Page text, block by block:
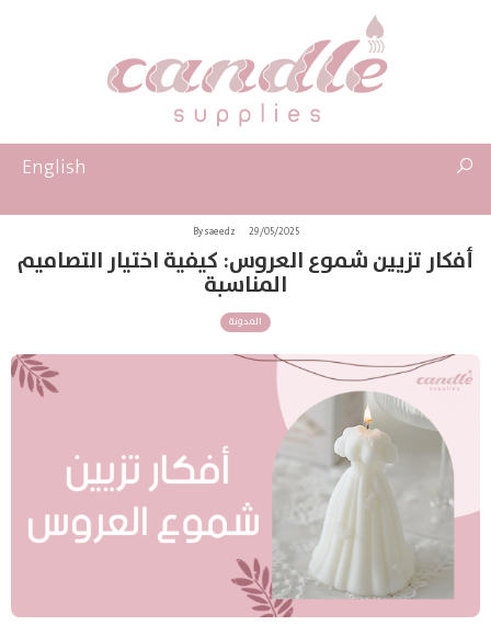
English
29/05/2025
By saeedz
أفكار تزيين شموع العروس: كيفية اختيار التصاميم
المناسبة
المدونة